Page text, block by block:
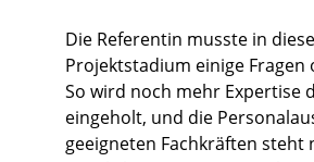
Die Referentin musste in
Projektstadium einige Fragen
So wird noch mehr Expertise
eingeholt, und die
geeigneten Fachkräften steht